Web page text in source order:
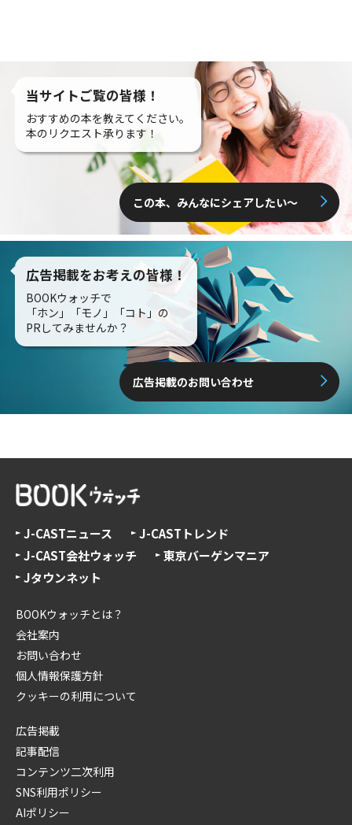
当サイトご覧の皆様！
おすすめの本を教えてください。
本のリクエスト承ります！
この本、みんなにシェアしたい〜
広告掲載をお考えの皆様！
BOOKウォッチで
「ホン」「モノ」「コト」の
PRしてみませんか？
広告掲載のお問い合わせ
J-CASTニュース
J-CASTトレンド
J-CAST会社ウォッチ
東京バーゲンマニア
Jタウンネット
BOOKウォッチとは？
会社案内
お問い合わせ
個人情報保護方針
クッキーの利用について
広告掲載
記事配信
コンテンツ二次利用
SNS利用ポリシー
AIポリシー